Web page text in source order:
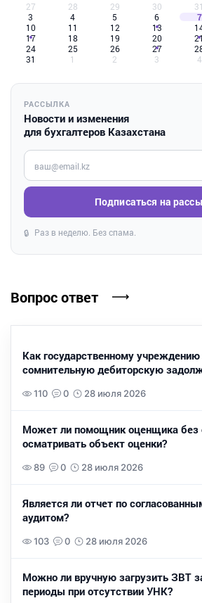
27 28 29 30 31
3
4 5 6 7
10
11 12 13
17
18 19 20 21
24
25 26 27
31
1 2 3 4
РАССЫЛКА
Новости и изменения
для бухгалтеров Казахстана
Введите ваш e-mail
Подписаться на
🔒 Раз в неделю. Без спама.
Вопрос ответ
Как государственному учреждению
сомнительную дебиторскую
110 0 28 июля 2026
Может ли помощник оценщика без
осматривать объект оценки?
89 0 28 июля 2026
Является ли отчет по
аудитом?
103 0 28 июля 2026
Можно ли вручную загрузить ЗВТ
периоды при отсутствии УНК?